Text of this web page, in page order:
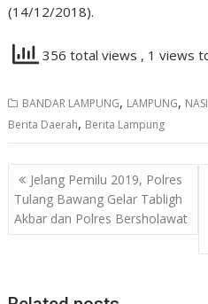
(14/12/2018).
356 total views , 1 views
BANDAR LAMPUNG, LAMPUNG,
Berita Daerah, Berita Lampung
Navigasi
pos
Jelang Pemilu 2019, Polres
Tulang Bawang Gelar Tabligh
Akbar dan Polres Bersholawat